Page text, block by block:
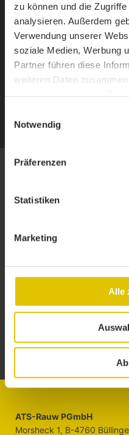
zu können und die
analysieren. Außerdem
Verwendung unserer
soziale Medien, Werbung
Partner führen diese
weiteren Daten
Notwendig
Präferenzen
Statistiken
Marketing
Alle
DAN BEN
EEN
ATS-Rauw PGmbH
Morsheck 1, B-4760